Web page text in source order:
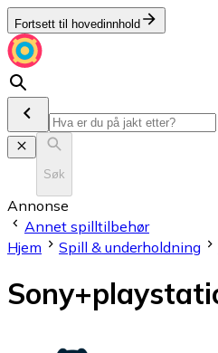
Fortsett til hovedinnhold
Søk
Annonse
Annet spilltilbehør
Hjem
Spill & underholdning